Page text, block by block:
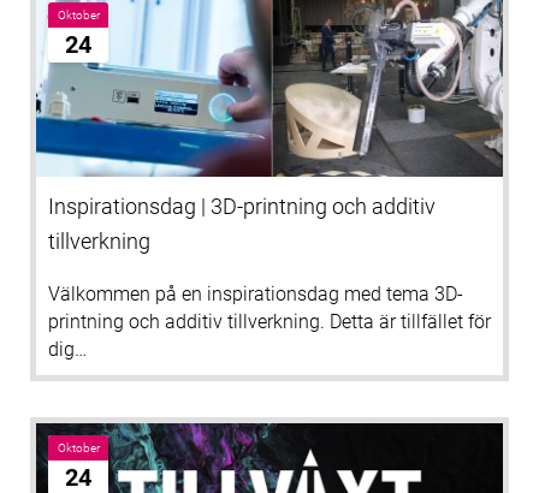
Oktober
24
Inspirationsdag | 3D-printning och additiv
tillverkning
Välkommen på en inspirationsdag med tema 3D-
printning och additiv tillverkning. Detta är tillfället för
dig…
Oktober
24